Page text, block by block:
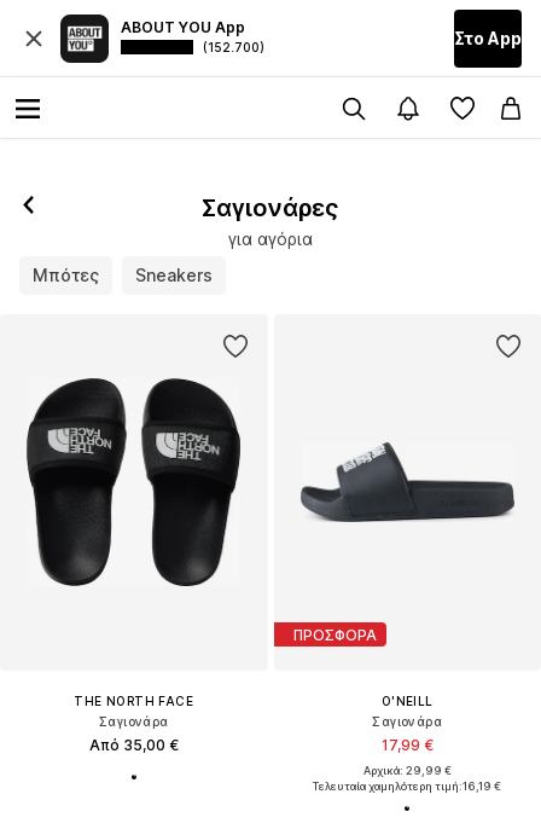
ABOUT YOU App
(152.700) Στο Αpp
Σαγιονάρες
για αγόρια
Μπότες
Sneakers
THE NORTH FACE
Σαγιονάρα
Από 35,00 €
ΠΡΟΣΦΟΡΑ
O'NEILL
Σαγιονάρα
17,99 €
Αρχικά: 29,99 €
Τελευταία χαμηλότερη τιμή:16,19 €